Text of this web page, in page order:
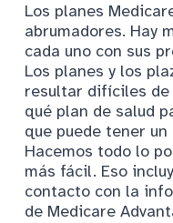
Los planes
abrumadores. Hay
cada uno con sus
Los planes y los
resultar difíciles
qué plan de salud
que puede tener
Hacemos todo lo
más fácil. Eso
contacto con la
de Medicare